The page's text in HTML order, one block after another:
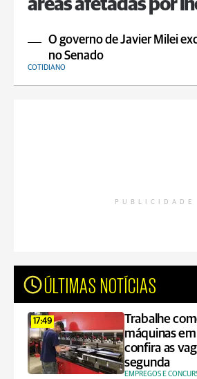
áreas afetadas por
O governo de Javier Milei
no Senado
COTIDIANO
PUBLICIDADE
ÚLTIMAS NOTÍCIAS
17:49
Trabalhe
máquinas
confira as
segunda
EMPREGOS E